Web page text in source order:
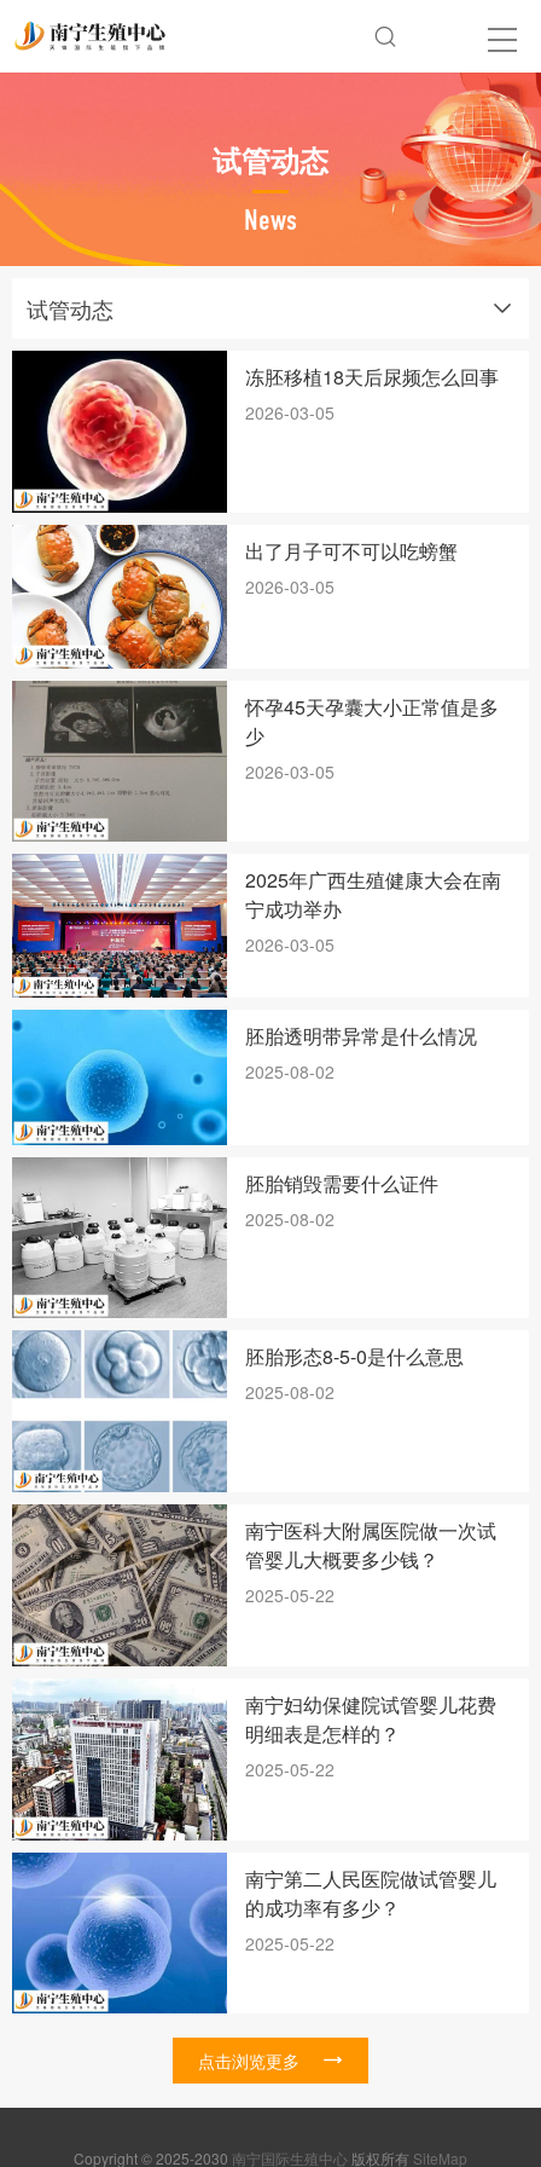
试管动态
News
试管动态
冻胚移植18天后尿频怎么回事
2026-03-05
出了月子可不可以吃螃蟹
2026-03-05
怀孕45天孕囊大小正常值是多
少
2026-03-05
2025年广西生殖健康大会在南
宁成功举办
2026-03-05
胚胎透明带异常是什么情况
2025-08-02
胚胎销毁需要什么证件
2025-08-02
胚胎形态8-5-0是什么意思
2025-08-02
南宁医科大附属医院做一次试
管婴儿大概要多少钱？
2025-05-22
南宁妇幼保健院试管婴儿花费
明细表是怎样的？
2025-05-22
南宁第二人民医院做试管婴儿
的成功率有多少？
2025-05-22
点击浏览更多
Copyright © 2025-2030 南宁国际生殖中心 版权所有 SiteMap